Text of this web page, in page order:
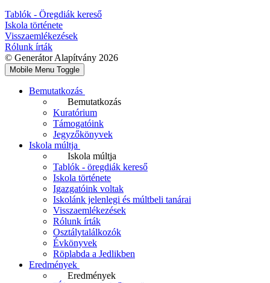
Tablók - Öregdiák kereső
Iskola története
Visszaemlékezések
Rólunk írták
© Generátor Alapítvány 2026
Mobile Menu Toggle
Bemutatkozás
Bemutatkozás
Kuratórium
Támogatóink
Jegyzőkönyvek
Iskola múltja
Iskola múltja
Tablók - öregdiák kereső
Iskola története
Igazgatóink voltak
Iskolánk jelenlegi és múltbeli tanárai
Visszaemlékezések
Rólunk írták
Osztálytalálkozók
Évkönyvek
Röplabda a Jedlikben
Eredmények
Eredmények